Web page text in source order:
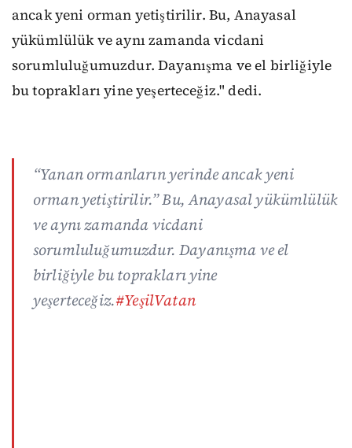
ancak yeni orman yetiştirilir. Bu, Anayasal
yükümlülük ve aynı zamanda vicdani
sorumluluğumuzdur. Dayanışma ve el birliğiyle
bu toprakları yine yeşerteceğiz." dedi.
“Yanan ormanların yerinde ancak yeni
orman yetiştirilir.” Bu, Anayasal yükümlülük
ve aynı zamanda vicdani
sorumluluğumuzdur. Dayanışma ve el
birliğiyle bu toprakları yine
yeşerteceğiz.#YeşilVatan